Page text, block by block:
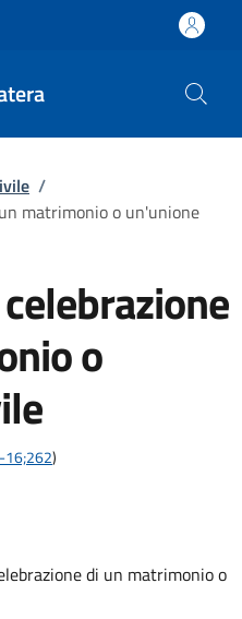
/
matrimonio o un'unione
o
16;262)
di un matrimonio o